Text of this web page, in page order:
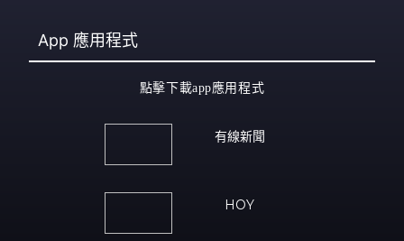
App 應用程式
點擊下載app應用程式
有線新聞
HOY